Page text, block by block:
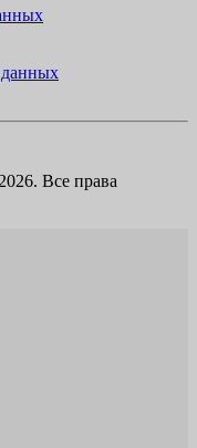
данных
Все права